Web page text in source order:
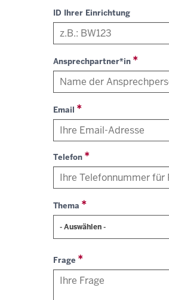
ID Ihrer Einrichtung
Ansprechpartner*in
Email
Telefon
Thema
- Auswählen -
Frage